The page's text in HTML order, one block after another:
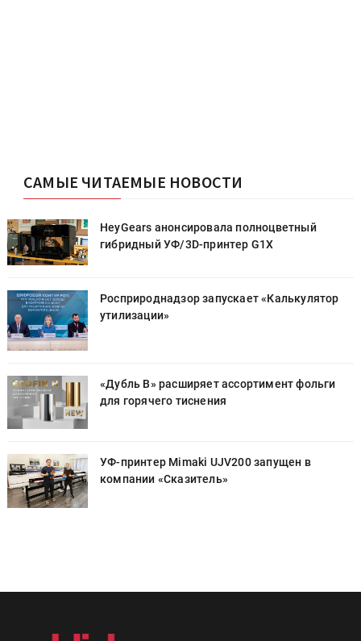
САМЫЕ ЧИТАЕМЫЕ НОВОСТИ
HeyGears анонсировала полноцветный
гибридный УФ/3D-принтер G1X
Росприроднадзор запускает «Калькулятор
утилизации»
«Дубль В» расширяет ассортимент фольги
для горячего тиснения
УФ-принтер Mimaki UJV200 запущен в
компании «Сказитель»